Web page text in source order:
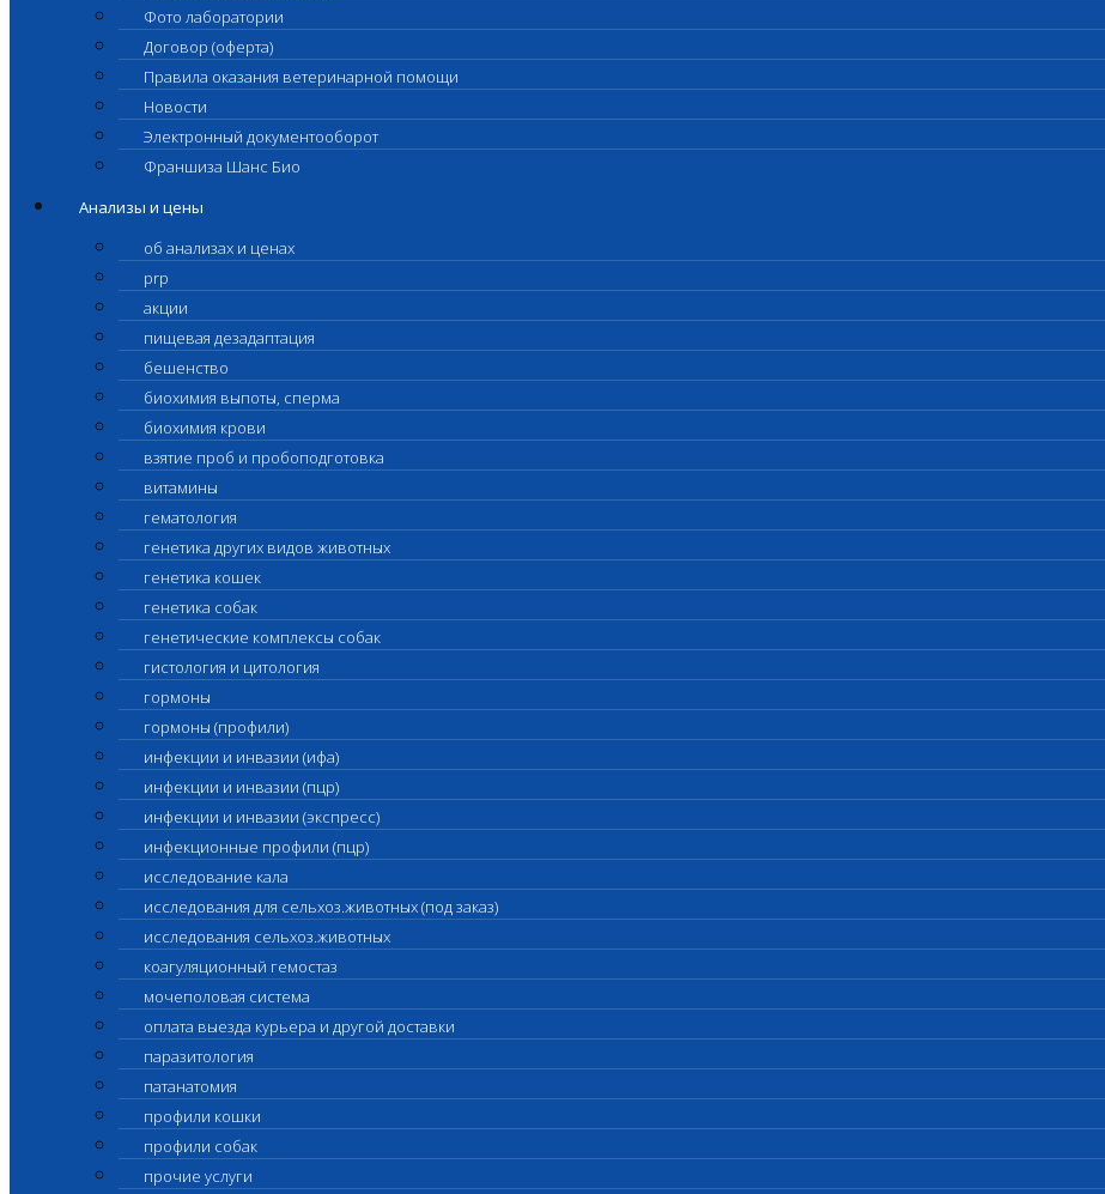
Фото лаборатории
Договор (оферта)
Правила оказания ветеринарной помощи
Новости
Электронный документооборот
Франшиза Шанс Био
Анализы и цены
об анализах и ценах
prp
акции
пищевая дезадаптация
бешенство
биохимия выпоты, сперма
биохимия крови
взятие проб и пробоподготовка
витамины
гематология
генетика других видов животных
генетика кошек
генетика собак
генетические комплексы собак
гистология и цитология
гормоны
гормоны (профили)
инфекции и инвазии (ифа)
инфекции и инвазии (пцр)
инфекции и инвазии (экспресс)
инфекционные профили (пцр)
исследование кала
исследования для сельхоз.животных (под заказ)
исследования сельхоз.животных
коагуляционный гемостаз
мочеполовая система
оплата выезда курьера и другой доставки
паразитология
патанатомия
профили кошки
профили собак
прочие услуги